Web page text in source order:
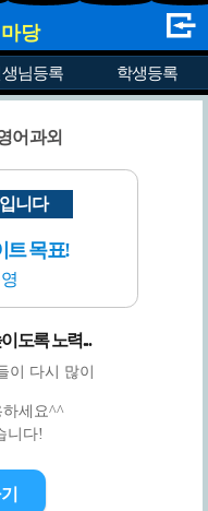
마당
님등록 학생등록
어과외
니다
트 목표!
도록 노력...
이 다시 많이
세요^^
니다!